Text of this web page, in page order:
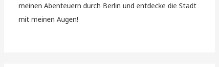
meinen Abenteuern durch Berlin und entdecke die Stadt
mit meinen Augen!